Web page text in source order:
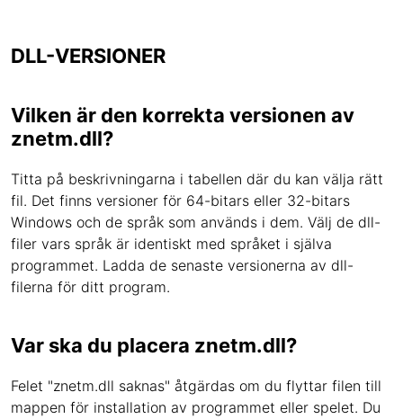
DLL-VERSIONER
Vilken är den korrekta versionen av
znetm.dll?
Titta på beskrivningarna i tabellen där du kan välja rätt
fil. Det finns versioner för 64-bitars eller 32-bitars
Windows och de språk som används i dem. Välj de dll-
filer vars språk är identiskt med språket i själva
programmet. Ladda de senaste versionerna av dll-
filerna för ditt program.
Var ska du placera znetm.dll?
Felet "znetm.dll saknas" åtgärdas om du flyttar filen till
mappen för installation av programmet eller spelet. Du